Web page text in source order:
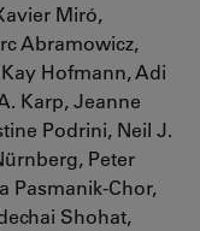
Miró,
Abramowicz,
Hofmann, Adi
Karp, Jeanne
Podrini, Neil J.
Peter
Pasmanik-Chor,
Shohat,